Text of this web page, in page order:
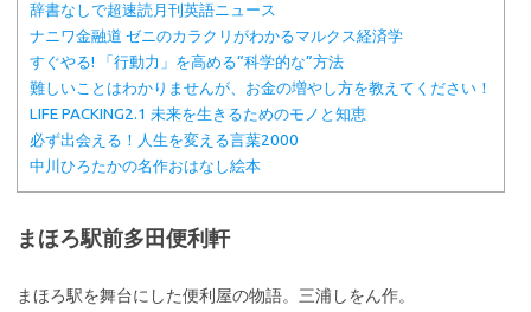
辞書なしで超速読月刊英語ニュース
ナニワ金融道 ゼニのカラクリがわかるマルクス経済学
すぐやる! 「行動力」を高める“科学的な”方法
難しいことはわかりませんが、お金の増やし方を教えてください！
LIFE PACKING2.1 未来を生きるためのモノと知恵
必ず出会える！人生を変える言葉2000
中川ひろたかの名作おはなし絵本
まほろ駅前多田便利軒
まほろ駅を舞台にした便利屋の物語。三浦しをん作。